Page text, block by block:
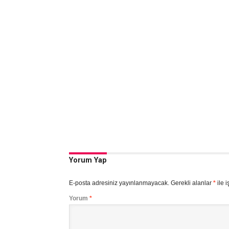
Yorum Yap
E-posta adresiniz yayınlanmayacak. Gerekli alanlar *ile
Yorum *